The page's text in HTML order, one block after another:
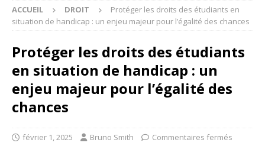
ACCUEIL DROIT
Protéger les droits des étudiants en
situation de handicap : un enjeu majeur pour l’égalité des chances
Protéger les droits des étudiants
en situation de handicap : un
enjeu majeur pour l’égalité des
chances
février 1, 2025 Bruno Smith Commentaires fermés